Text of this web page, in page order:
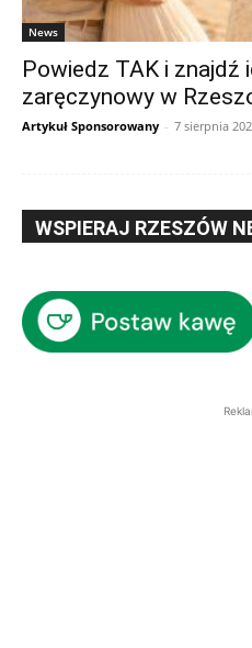
News
Powiedz TAK i znajdź
zaręczynowy w
Artykuł Sponsorowany - 7 sierpnia
WSPIERAJ RZESZÓW